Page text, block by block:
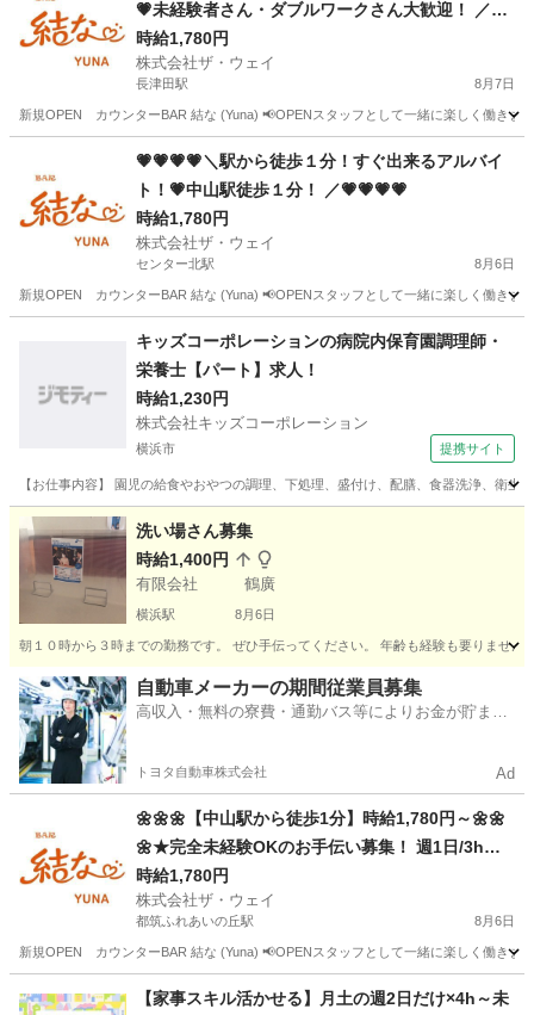
💗未経験者さん・ダブルワークさん大歓迎！ ／🌈
🌈🌈🌈🌈
時給1,780円
株式会社ザ・ウェイ
長津田駅 8月7日
新規OPEN カウンターBAR 結な (Yuna) 📢OPENスタッフとして一緒に楽しく働きま
長津田駅 その他 スタッフ
💗💗💗💗＼駅から徒歩１分！すぐ出来るアルバイ
ト！💗中山駅徒歩１分！ ／💗💗💗💗
時給1,780円
株式会社ザ・ウェイ
センター北駅 8月6日
新規OPEN カウンターBAR 結な (Yuna) 📢OPENスタッフとして一緒に楽しく働きま
センター北駅 スタッフ
キッズコーポレーションの病院内保育園調理師・
栄養士【パート】求人！
時給1,230円
株式会社キッズコーポレーション
横浜市 提携サイト
【お仕事内容】 園児の給食やおやつの調理、下処理、盛付け、配膳、食器洗浄、衛
神奈川 横浜市 その他
洗い場さん募集
時給1,400円
有限会社 鶴廣
横浜駅 8月6日
朝１０時から３時までの勤務です。 ぜひ手伝ってください。 年齢も経験も要りませ
神奈川 横浜市 横浜駅 カフェ パート
自動車メーカーの期間従業員募集
高収入・無料の寮費・通勤バス等によりお金が貯まり
トヨタ自動車株式会社 Ad
🌼🌼🌼【中山駅から徒歩1分】時給1,780円～🌼🌼
🌼★完全未経験OKのお手伝い募集！ 週1日/3h～O
K、服装自由、ノルマ無し🎇
時給1,780円
株式会社ザ・ウェイ
都筑ふれあいの丘駅 8月6日
新規OPEN カウンターBAR 結な (Yuna) 📢OPENスタッフとして一緒に楽しく働きま
都筑ふれあいの丘駅 その他 スタッフ
【家事スキル活かせる】月土の週2日だけ×4h～未